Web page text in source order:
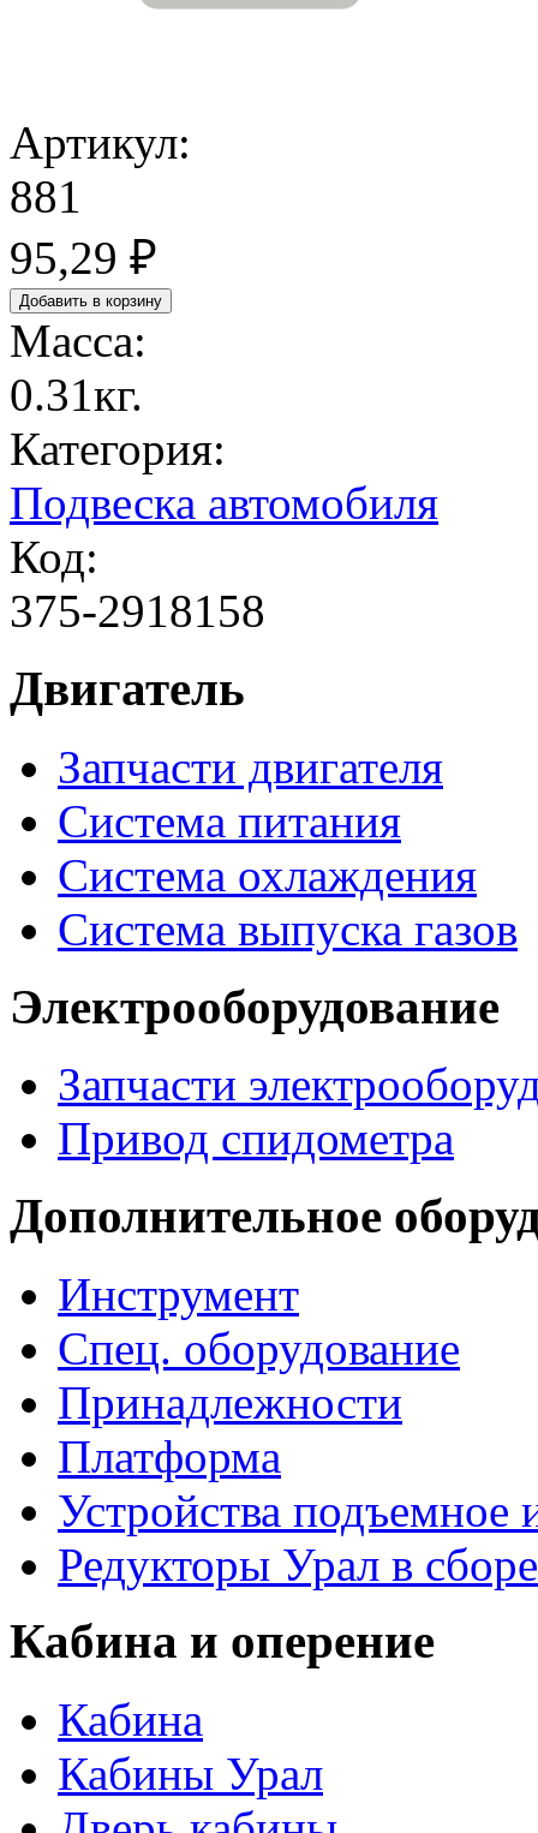
Артикул:
881
95,29 ₽
Масса:
0.31кг.
Категория:
Подвеска автомобиля
Код:
375-2918158
Двигатель
Запчасти двигателя
Система питания
Система охлаждения
Система выпуска газов
Электрооборудование
Запчасти
Привод спидометра
Дополнительное
Инструмент
Спец. оборудование
Принадлежности
Платформа
Устройства
Редукторы Урал в сборе
Кабина и оперение
Кабина
Кабины Урал